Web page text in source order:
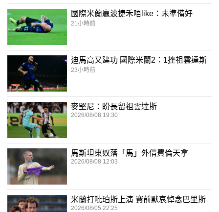
國際米蘭贏波捷禾唔like：未準備好
21小時前
迪馬高又建功 國際米蘭2：1挫祖雲達斯
23小時前
麥堅尼：盼長留祖雲達斯
2026/08/08 19:30
馬斯坦東奴落「馬」外借費倫天拿
2026/08/08 12:03
米蘭打吡珀斯上演 賽前默哀悼念巴里斯
2026/08/05 22:25